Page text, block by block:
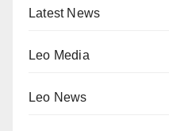
Latest News
Leo Media
Leo News